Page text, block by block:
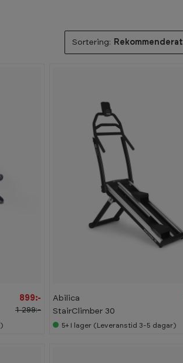
Rekommenderat
899:-
1 299:-
Abilica
StairClimber 30
5+ I lager (Leveranstid 3-5 dagar)